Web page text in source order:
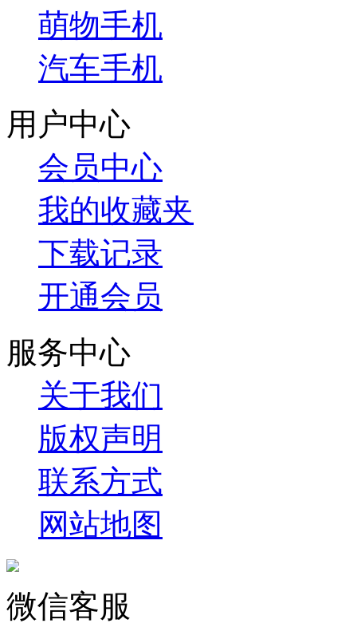
萌物手机
汽车手机
用户中心
会员中心
我的收藏夹
下载记录
开通会员
服务中心
关于我们
版权声明
联系方式
网站地图
微信客服